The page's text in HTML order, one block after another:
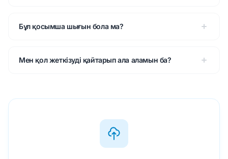
Бұл қосымша шығын бола ма?
Мен қол жеткізуді қайтарып ала аламын ба?